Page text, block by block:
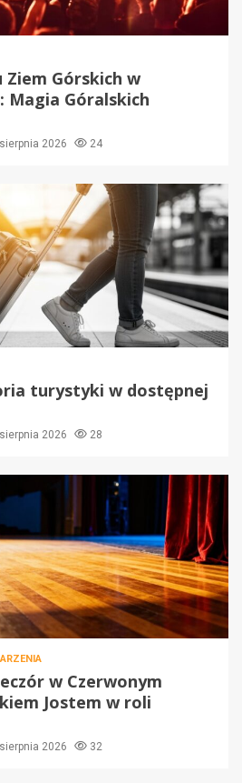
Górskich w
Magia Góralskich
2026 24
turystyki w dostępnej
2026 28
w Czerwonym
Jostem w roli
2026 32